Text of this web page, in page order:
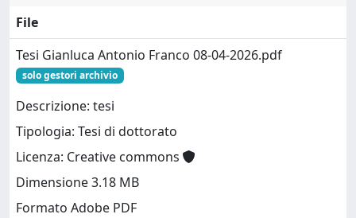
File
Tesi Gianluca Antonio Franco 08-04-2026.pdf
solo gestori archivio
Descrizione: tesi
Tipologia: Tesi di dottorato
Licenza: Creative commons
Dimensione 3.18 MB
Formato Adobe PDF